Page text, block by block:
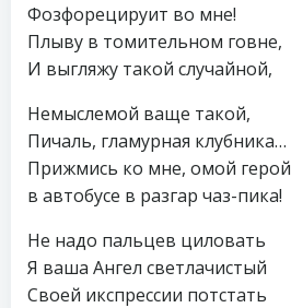
Фозфорецируит во мне!
Плыву в томительном говне,
И выгляжу такой случайной,
Немыслемой ваще такой,
Пичаль, гламурная клубника…
Прижмись ко мне, омой герой
в автобусе в разгар чаз-пика!
Не надо пальцев циловать
Я ваша Ангел светлачистый
Своей икспрессии потстать